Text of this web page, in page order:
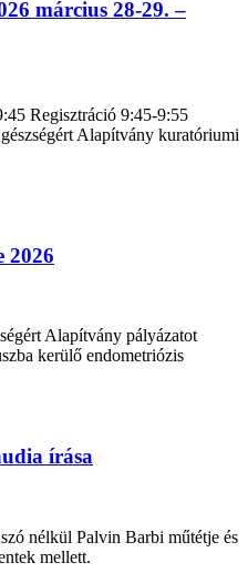
március 28-29. –
Regisztráció 9:45-9:55
Alapítvány kuratóriumi
2026
Alapítvány pályázatot
kerülő endometriózis
írása
nélkül Palvin Barbi műtétje és
mellett.